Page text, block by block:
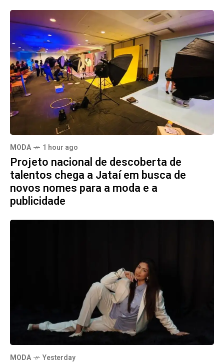
MODA 1 hour ago
Projeto nacional de descoberta de
talentos chega a Jataí em busca de
novos nomes para a moda e a
publicidade
MODA Yesterday